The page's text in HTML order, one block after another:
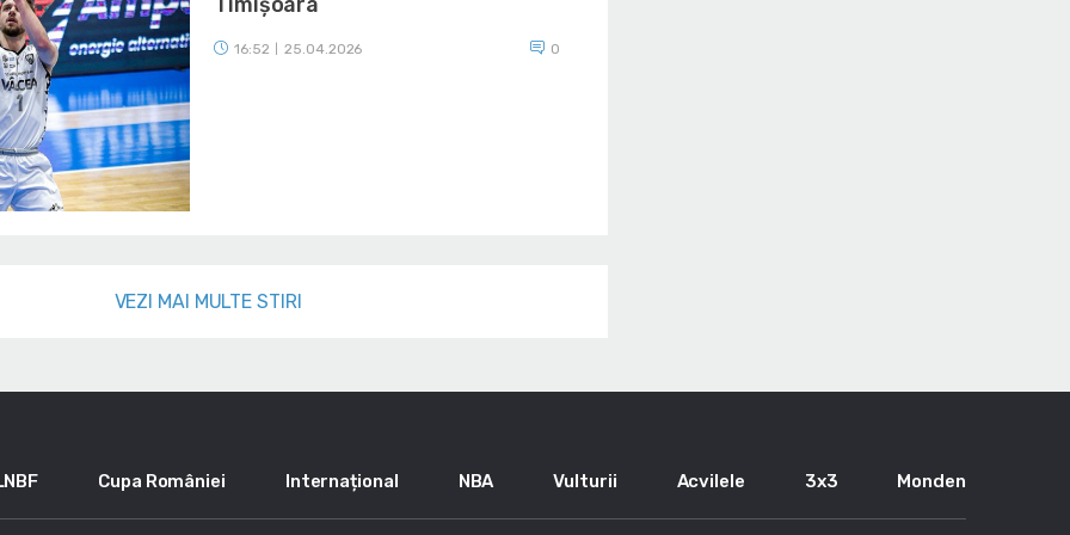
16:52 25.04.2026 0
VEZI MAI MULTE STIRI
Cupa României Internațional NBA Vulturii Acvilele 3x3 Monden